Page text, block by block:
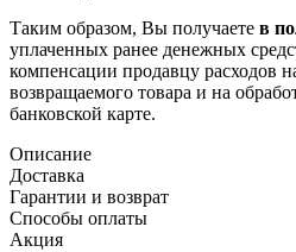
Таким образом, Вы получаете в
уплаченных ранее денежных
компенсации продавцу расходов
возвращаемого товара и на
банковской карте.
Описание
Доставка
Гарантии и возврат
Способы оплаты
Акция